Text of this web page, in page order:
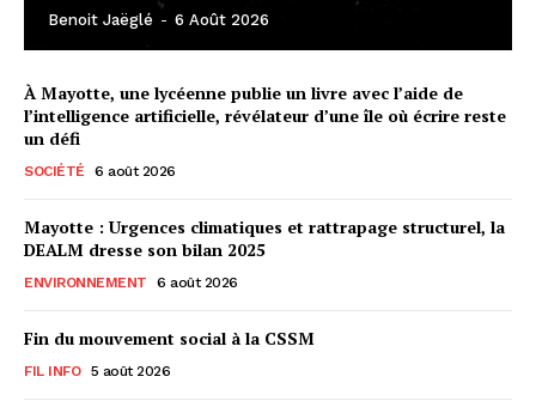
Benoit Jaëglé - 6 Août 2026
À Mayotte, une lycéenne publie un livre avec l’aide de
l’intelligence artificielle, révélateur d’une île où écrire reste
un défi
SOCIÉTÉ 6 août 2026
Mayotte : Urgences climatiques et rattrapage structurel, la
DEALM dresse son bilan 2025
ENVIRONNEMENT 6 août 2026
Fin du mouvement social à la CSSM
FIL INFO 5 août 2026